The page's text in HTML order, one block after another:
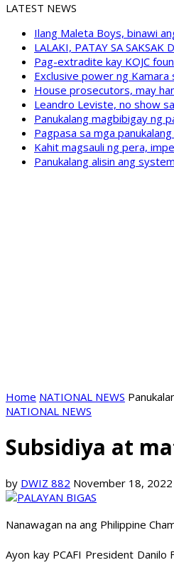
LATEST NEWS
Ilang Maleta Boys, binawi
LALAKI, PATAY SA SAKSAK
Pag-extradite kay KOJC
Exclusive power ng Kamara
House prosecutors, may
Leandro Leviste, no show
Panukalang magbibigay ng
Pagpasa sa mga
Kahit magsauli ng pera,
Panukalang alisin ang
Home NATIONAL NEWS
NATIONAL NEWS
Subsidiya at
by DWIZ 882 November 18, 2022
Nanawagan na ang Philippine
Ayon kay PCAFI President